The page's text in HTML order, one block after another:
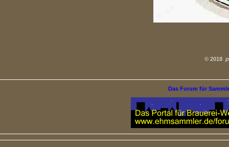
© 2018
Das Forum für